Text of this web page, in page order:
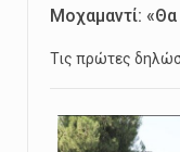
Μοχαμαντί:
Τις πρώτες